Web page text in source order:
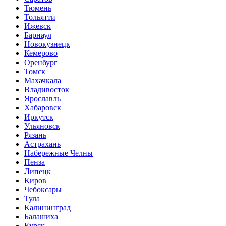
Тюмень
Тольятти
Ижевск
Барнаул
Новокузнецк
Кемерово
Оренбург
Томск
Махачкала
Владивосток
Ярославль
Хабаровск
Иркутск
Ульяновск
Рязань
Астрахань
Набережные Челны
Пенза
Липецк
Киров
Чебоксары
Тула
Калининград
Балашиха